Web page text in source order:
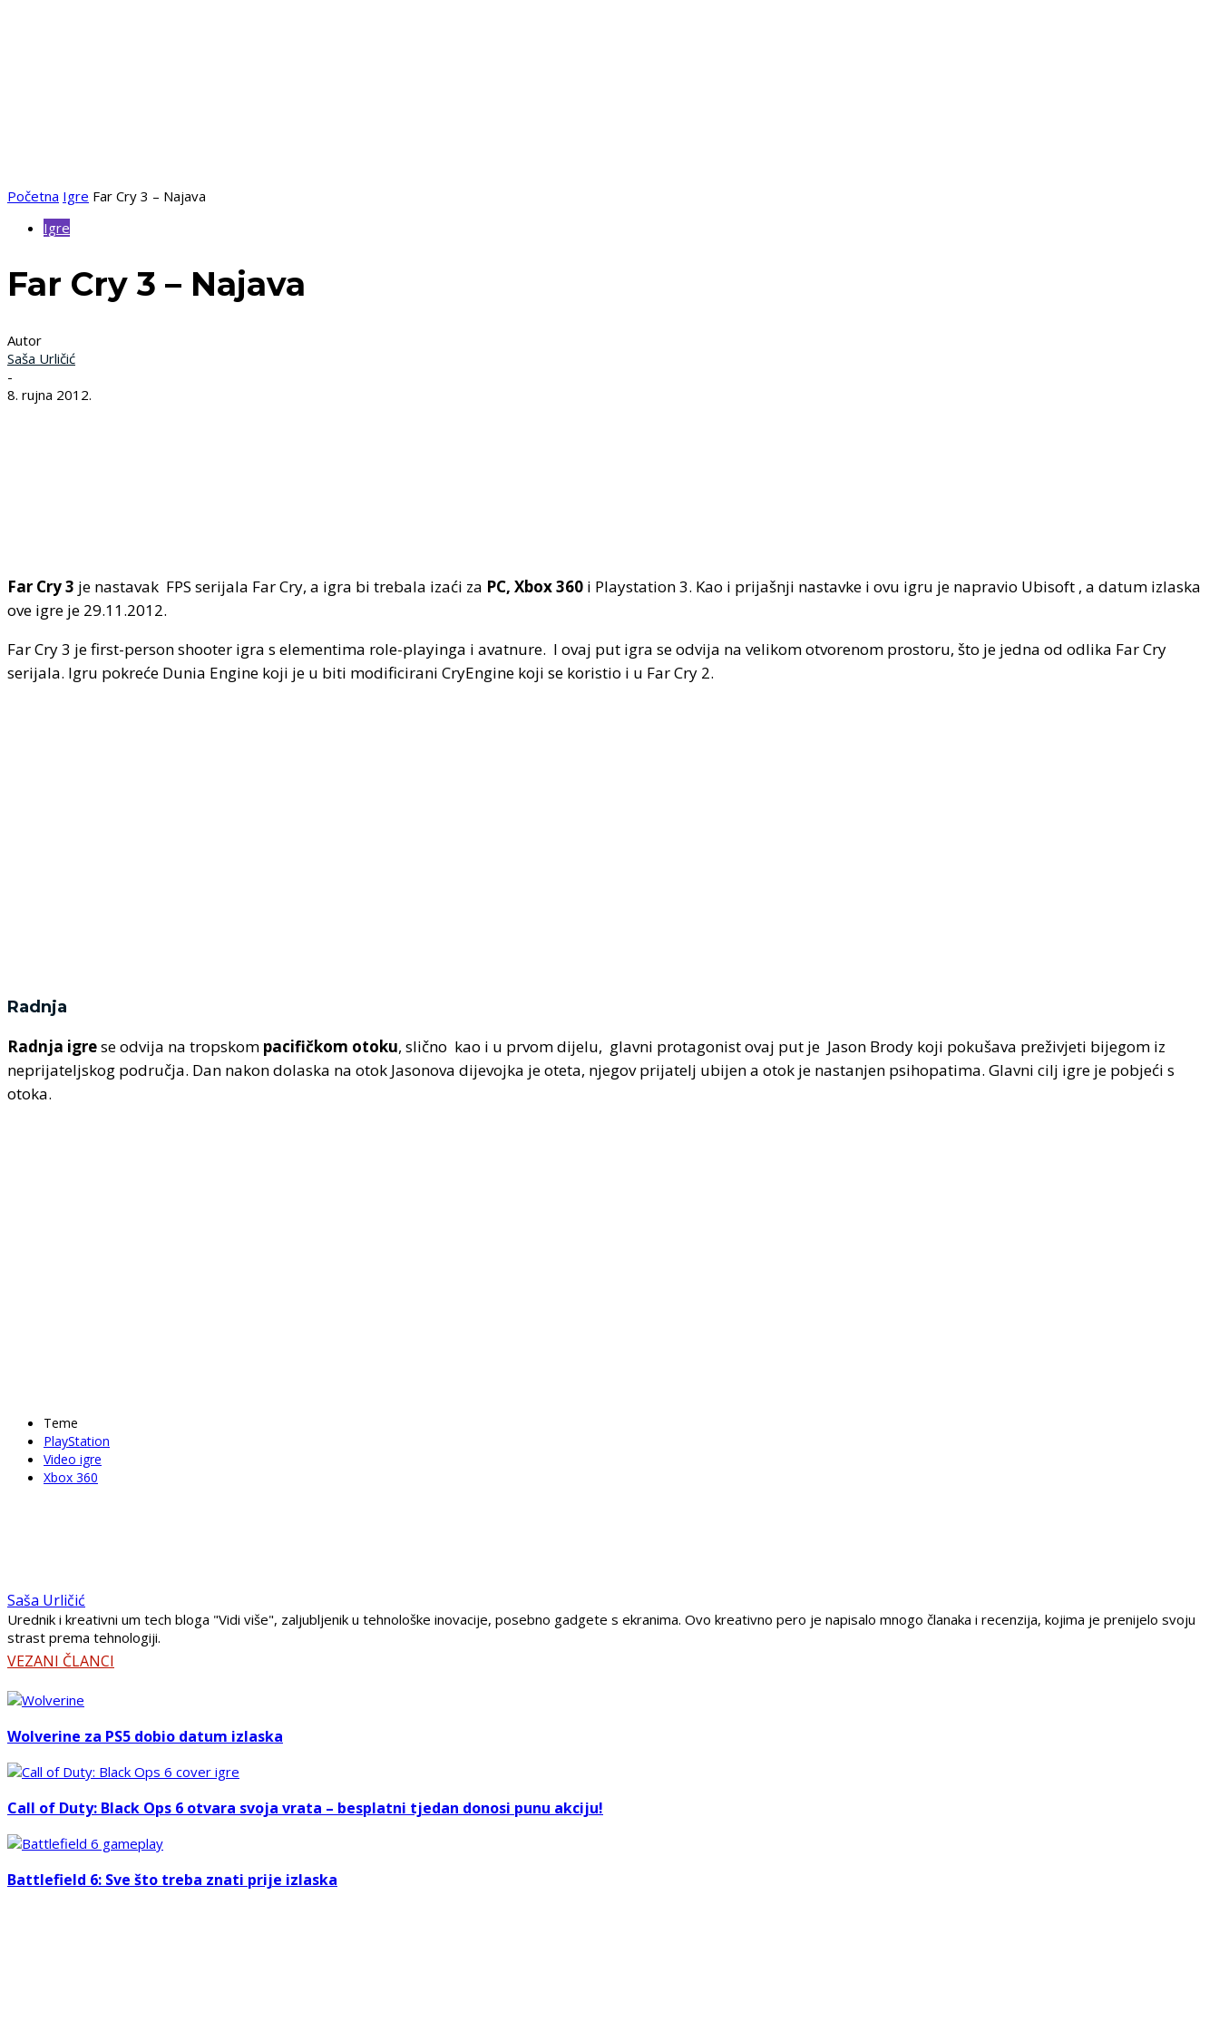
Početna Igre Far Cry 3 – Najava
Igre
Far Cry 3 – Najava
Autor
Saša Urličić
-
8. rujna 2012.
Far Cry 3 je nastavak FPS serijala Far Cry, a igra bi trebala izaći za PC, Xbox 360 i Playstation 3. Kao i prijašnji nastavke i ovu igru je napravio Ubisoft , a datum izlaska
ove igre je 29.11.2012.
Far Cry 3 je first-person shooter igra s elementima role-playinga i avatnure. I ovaj put igra se odvija na velikom otvorenom prostoru, što je jedna od odlika Far Cry
serijala. Igru pokreće Dunia Engine koji je u biti modificirani CryEngine koji se koristio i u Far Cry 2.
Radnja
Radnja igrese odvija na tropskom pacifičkom otoku, slično kao i u prvom dijelu, glavni protagonist ovaj put je Jason Brody koji pokušava preživjeti bijegom iz
neprijateljskog područja. Dan nakon dolaska na otok Jasonova dijevojka je oteta, njegov prijatelj ubijen a otok je nastanjen psihopatima. Glavni cilj igre je pobjeći s
otoka.
Teme
PlayStation
Video igre
Xbox 360
Saša Urličić
Urednik i kreativni um tech bloga "Vidi više", zaljubljenik u tehnološke inovacije, posebno gadgete s ekranima. Ovo kreativno pero je napisalo mnogo članaka i recenzija, kojima je prenijelo svoju
strast prema tehnologiji.
VEZANI ČLANCI
Wolverine za PS5 dobio datum izlaska
Call of Duty: Black Ops 6 otvara svoja vrata – besplatni tjedan donosi punu akciju!
Battlefield 6: Sve što treba znati prije izlaska